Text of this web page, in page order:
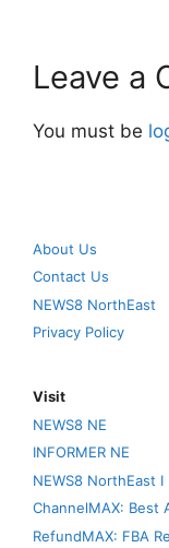
Leave a
You must be
About Us
Contact Us
NEWS8 NorthEast
Privacy Policy
Visit
NEWS8 NE
INFORMER NE
NEWS8 NorthEast I
ChannelMAX: Best
RefundMAX: FBA